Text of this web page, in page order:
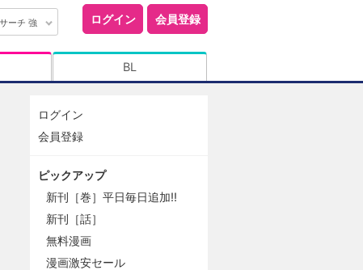
ーチ 強 ログイン 会員登録
BL
ログイン
会員登録
ピックアップ
新刊［巻］平日毎日追加!!
新刊［話］
無料漫画
漫画激安セール